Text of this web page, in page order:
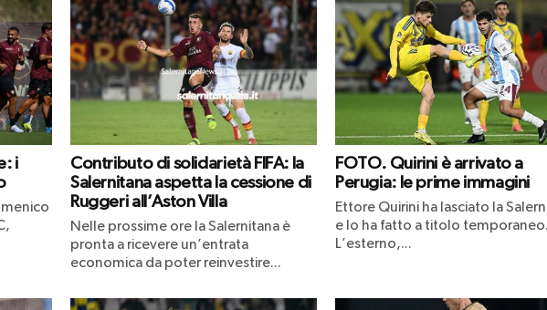
i
Contributo di solidarietà FIFA: la
Salernitana aspetta la cessione di
Ruggeri all’Aston Villa
Nelle prossime ore la Salernitana è
pronta a ricevere un’entrata
economica da poter reinvestire...
FOTO. Quirini è arrivato a
Perugia: le prime immagini
Ettore Quirini ha lasciato la
e lo ha fatto a titolo temporaneo.
L’esterno,...